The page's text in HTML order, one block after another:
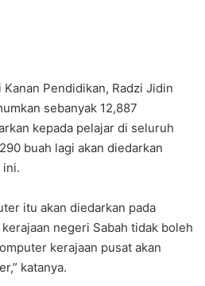
Pendidikan, Radzi Jidin
sebanyak 12,887
kepada pelajar di seluruh
buah lagi akan diedarkan
ini.
itu akan diedarkan pada
negeri Sabah tidak boleh
kerajaan pusat akan
katanya.